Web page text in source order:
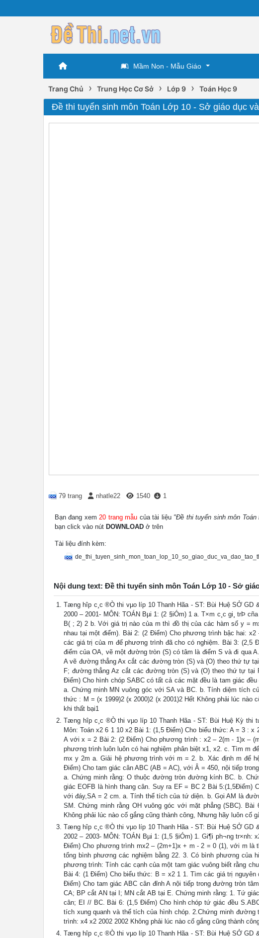
Mầm Non - Mẫu Giáo
Trang Chủ › Trung Học Cơ Sở › Lớp 9 › Toán Học 9
Đề thi tuyển sinh môn Toán Lớp 10 - Sở giáo dục
79 trang nhatle22 1540 1
Bạn đang xem 20 trang mẫu của tài liệu "Đề thi tuyển sinh môn
bạn click vào nút DOWNLOAD ở trên
Tài liệu đính kèm:
Nội dung text: Đề thi tuyển sinh môn Toán Lớp 10 - Sở
Tæng hîp c¸c ®Ò thi vµo líp 10 Thanh Hãa - ST: Bùi Huệ SỞ GD
2000 – 2001- MÔN: TOÁN Bµi 1: (2 §iÓm) 1 a. T×m c¸c gi¸ trÞ
B( ; 2) 2 b. Với giá trị nào của m thì đồ thị của các hàm số y =
nhau tại một điểm). Bài 2: (2 Điểm) Cho phương trình bậc hai:
các giá trị của m để phương trình đã cho có nghiệm. Bài 3: (2,5
điểm của OA, vẽ một đường tròn (S) có tâm là điểm S và đi qua
A vẽ đường thẳng Ax cắt các đường tròn (S) và (O) theo thứ tự
F; đường thẳng Az cắt các đường tròn (S) và (O) theo thứ tự tại
Điểm) Cho hình chóp SABC có tất cả các mặt đều là tam giác
a. Chứng minh MN vuông góc với SA và BC. b. Tính diệm tích
thức : M = (x 1999)2 (x 2000)2 (x 2001)2 Hết Không phải lúc nào
khi thất bại1
Tæng hîp c¸c ®Ò thi vµo líp 10 Thanh Hãa - ST: Bùi Huệ Kỳ thi
Môn: Toán x2 6 1 10 x2 Bài 1: (1,5 Điểm) Cho biểu thức: A = 3 :
A với x = 2 Bài 2: (2 Điểm) Cho phương trình : x2 – 2(m - 1)x –
phương trình luôn luôn có hai nghiệm phân biệt x1, x2. c. Tìm m
mx y 2m a. Giải hệ phương trình với m = 2. b. Xác định m để
Điểm) Cho tam giác cân ABC (AB = AC), với Â = 450, nội tiếp
a. Chứng minh rằng: O thuộc đường tròn đường kính BC. b.
giác EOFB là hình thang cân. Suy ra EF = BC 2 Bài 5:(1,5Điểm)
với đáy,SA = 2 cm. a. Tính thể tích của tứ diện. b. Gọi AM là
SM. Chứng minh rằng OH vuông góc với mặt phẳng (SBC).
Không phải lúc nào cố gắng cũng thành công, Nhưng hãy luôn cố
Tæng hîp c¸c ®Ò thi vµo líp 10 Thanh Hãa - ST: Bùi Huệ SỞ GD
2002 – 2003- MÔN: TOÁN Bµi 1: (1,5 §iÓm) 1. Gi¶i ph­¬ng
Điểm) Cho phương trình mx2 – (2m+1)x + m - 2 = 0 (1), với m
tổng bình phương các nghiệm bằng 22. 3. Có bình phương của
phương trình: Tính các cạnh của một tam giác vuông biết rằng
Bài 4: (1 Điểm) Cho biểu thức: B = x2 1 1. Tìm các giá trị
Điểm) Cho tam giác ABC cân đỉnh A nội tiếp trong đường tròn
CA; BP cắt AN tại I; MN cắt AB tại E. Chứng minh rằng: 1. Tứ
cân; EI // BC. Bài 6: (1,5 Điểm) Cho hình chóp tứ giác đều
tích xung quanh và thể tích của hình chóp. 2.Chứng minh
trình: x4 x2 2002 2002 Không phải lúc nào cố gắng cũng thành
Tæng hîp c¸c ®Ò thi vµo líp 10 Thanh Hãa - ST: Bùi Huệ SỞ GD